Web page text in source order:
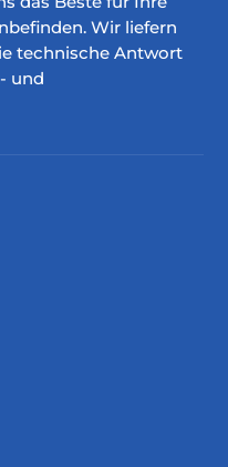
Wir liefern
technische Antwort
und